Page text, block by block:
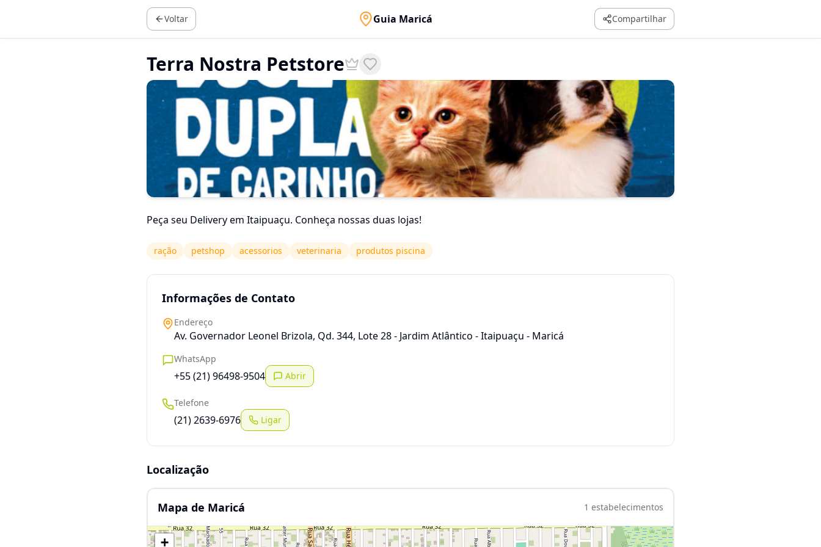
Voltar Guia Maricá Compartilhar
Terra Nostra Petstore
Peça seu Delivery em Itaipuaçu. Conheça nossas duas lojas!
ração petshop acessorios veterinaria produtos piscina
Informações de Contato
Endereço
Av. Governador Leonel Brizola, Qd. 344, Lote 28 - Jardim Atlântico - Itaipuaçu - Maricá
WhatsApp
+55 (21) 96498-9504 Abrir
Telefone
(21) 2639-6976 Ligar
Localização
Mapa de Maricá 1 estabelecimentos
+